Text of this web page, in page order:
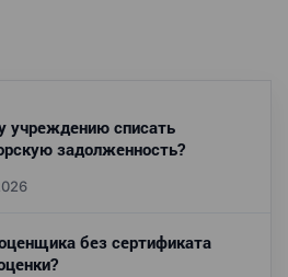
учреждению списать
задолженность?
без сертификата